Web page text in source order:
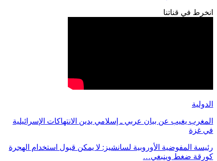
انخرط في قناتنا
الدولية
المغرب يغيب عن بيان عربي ـ إسلامي يدين الانتهاكات الإسرائيلية
في غزة
رئيسة المفوضية الأوروبية لسانشيز: لا يمكن قبول استخدام الهجرة
كورقة ضغط وينبغي…